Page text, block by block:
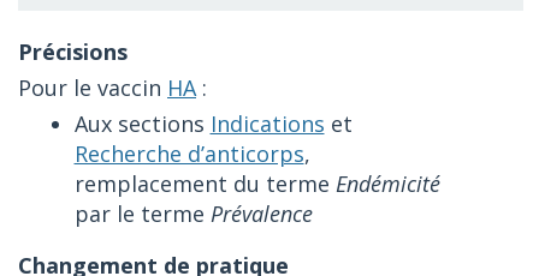
Pour le vaccin HA:
Aux sections Indications et
Recherche d’anticorps,
remplacement du terme Endémicité
par le terme Prévalence